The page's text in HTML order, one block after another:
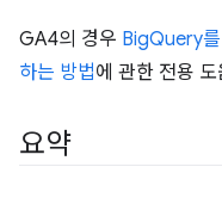
GA4의 경우 BigQuery
하는 방법에 관한 전용
요약